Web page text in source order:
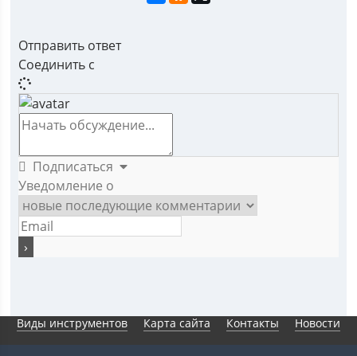
Отправить ответ
Соединить с
Подписаться
Уведомление о
Виды инструментов Карта сайта Контакты Новости